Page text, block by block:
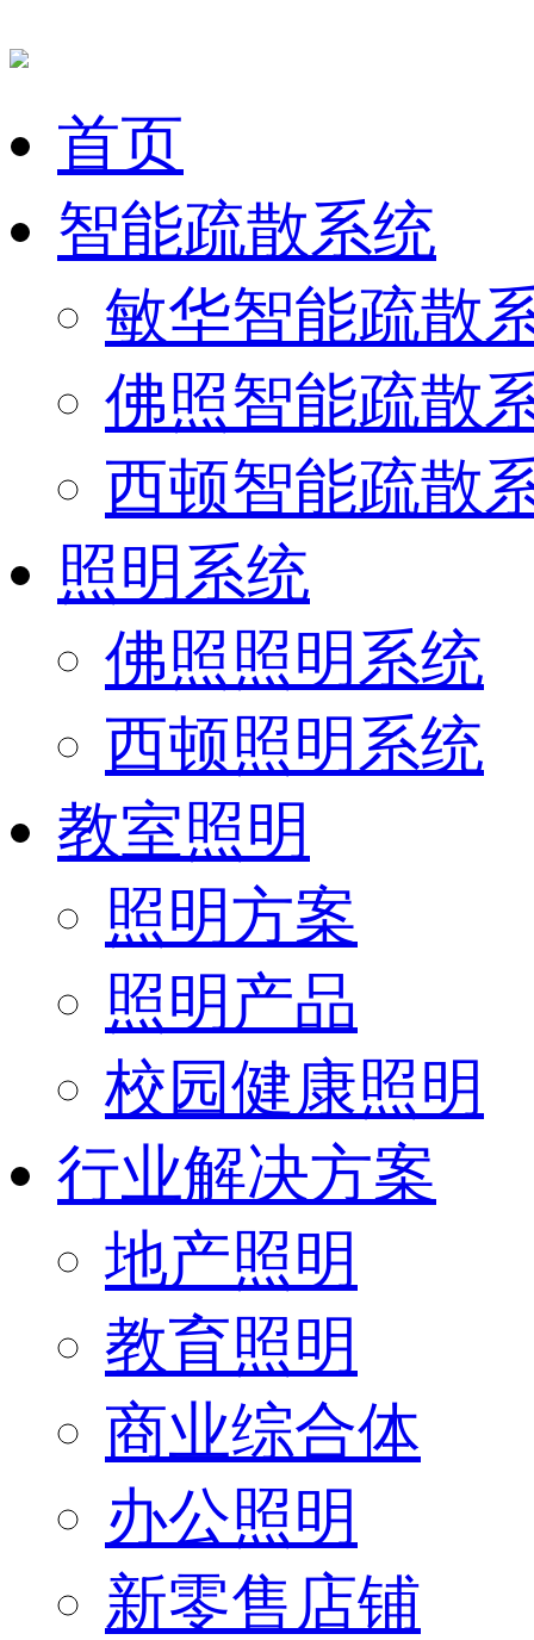
首页
智能疏散系统
敏华智能疏散
佛照智能疏散
西顿智能疏散
照明系统
佛照照明系统
西顿照明系统
教室照明
照明方案
照明产品
校园健康照明
行业解决方案
地产照明
教育照明
商业综合体
办公照明
新零售店铺